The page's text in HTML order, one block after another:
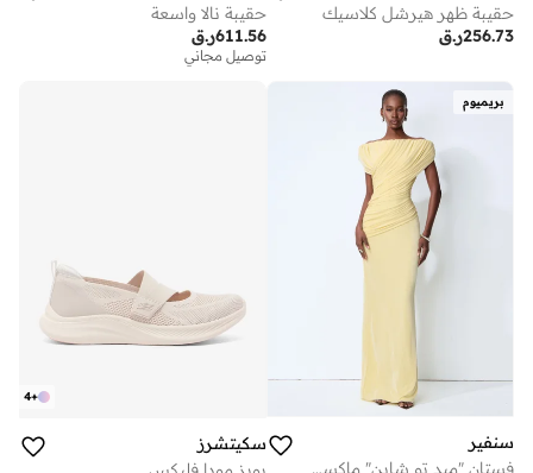
حقيبة ظهر هيرشل كلاسيك
ر.ق256.73
حقيبة نالا واسعة
ر.ق611.56
توصيل مجاني
بريميوم
سنفير
فستان "ميد تو شاين" ماكسي باللون الأصفر مكشوف الكتفين وبتصميم مزموم
+
4
سكيتشرز